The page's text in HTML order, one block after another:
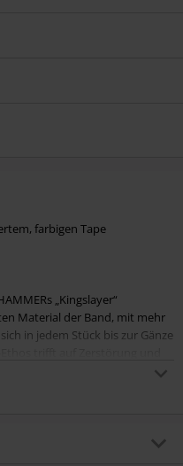
farbigen Tape
„Kingslayer“
Material der Band, mit mehr
in jedem Stück bis zur Gänze
Das Doom-Kommando um